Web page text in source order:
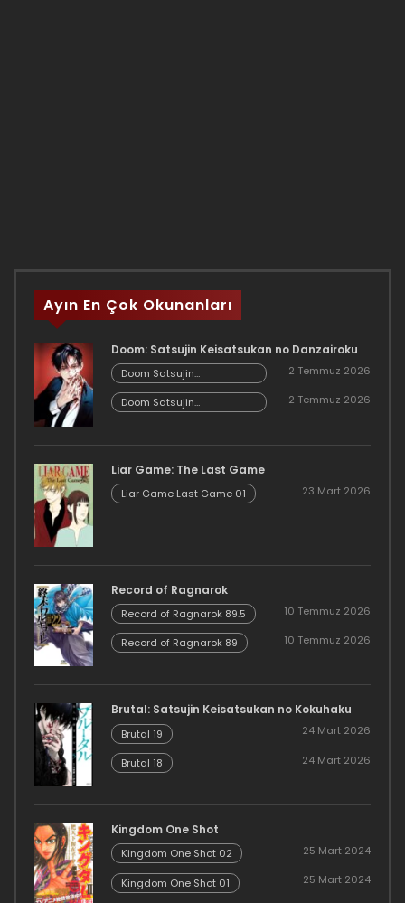
Ayın En Çok Okunanları
Doom: Satsujin Keisatsukan no Danzairoku
Doom Satsujin
Keisatsukan no
Danzairoku 06.02
2 Temmuz 2026
Doom Satsujin
Keisatsukan no
2 Temmuz 2026
Liar Game: The Last Game
Liar Game Last Game 01 23 Mart 2026
Record of Ragnarok
Record of Ragnarok 89.5 10 Temmuz 2026
Record of Ragnarok 89 10 Temmuz 2026
Brutal: Satsujin Keisatsukan no Kokuhaku
Brutal 19 24 Mart 2026
Brutal 18 24 Mart 2026
Kingdom One Shot
Kingdom One Shot 02 25 Mart 2024
Kingdom One Shot 01 25 Mart 2024